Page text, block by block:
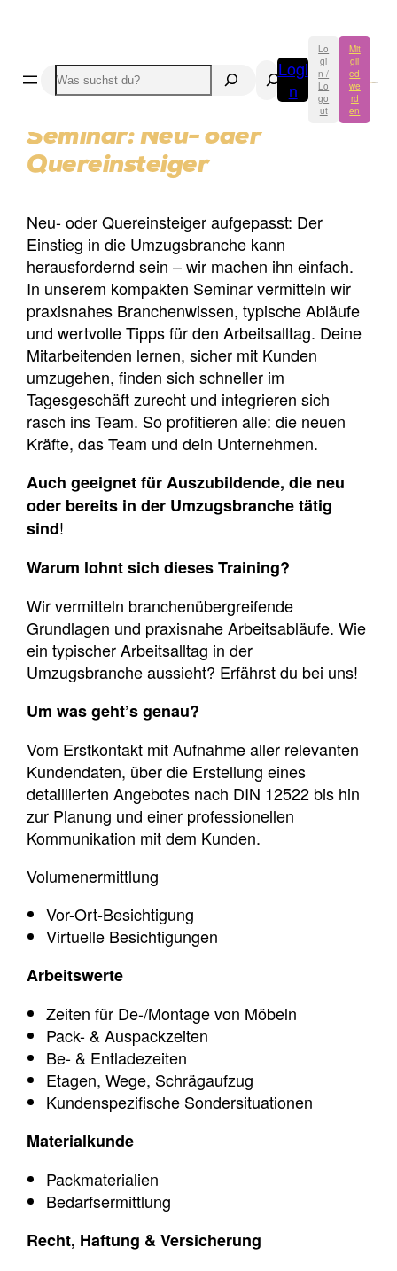
Suchen Suchen
Logi
n
Lo
gi
n /
Lo
go
ut
Mit
gli
ed
we
rd
en
Seminar: Neu- oder
Quereinsteiger
Neu- oder Quereinsteiger aufgepasst: Der
Einstieg in die Umzugsbranche kann
herausfordernd sein – wir machen ihn einfach.
In unserem kompakten Seminar vermitteln wir
praxisnahes Branchenwissen, typische Abläufe
und wertvolle Tipps für den Arbeitsalltag. Deine
Mitarbeitenden lernen, sicher mit Kunden
umzugehen, finden sich schneller im
Tagesgeschäft zurecht und integrieren sich
rasch ins Team. So profitieren alle: die neuen
Kräfte, das Team und dein Unternehmen.
Auch geeignet für Auszubildende, die neu
oder bereits in der Umzugsbranche tätig
sind!
Warum lohnt sich dieses Training?
Wir vermitteln branchenübergreifende
Grundlagen und praxisnahe Arbeitsabläufe. Wie
ein typischer Arbeitsalltag in der
Umzugsbranche aussieht? Erfährst du bei uns!
Um was geht’s genau?
Vom Erstkontakt mit Aufnahme aller relevanten
Kundendaten, über die Erstellung eines
detaillierten Angebotes nach DIN 12522 bis hin
zur Planung und einer professionellen
Kommunikation mit dem Kunden.
Volumenermittlung
Vor-Ort-Besichtigung
Virtuelle Besichtigungen
Arbeitswerte
Zeiten für De-/Montage von Möbeln
Pack- & Auspackzeiten
Be- & Entladezeiten
Etagen, Wege, Schrägaufzug
Kundenspezifische Sondersituationen
Materialkunde
Packmaterialien
Bedarfsermittlung
Recht, Haftung & Versicherung